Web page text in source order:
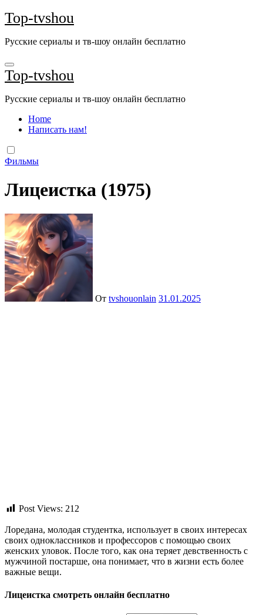
Перейти
к
Top-tvshou
Русские сериалы и тв-шоу онлайн бесплатно
Top-tvshou
Русские сериалы и тв-шоу онлайн бесплатно
Home
Написать нам!
Фильмы
Лицеистка (1975)
От tvshouonlain 31.01.2025
Post Views: 212
Лоредана, молодая студентка, использует в своих интересах
своих одноклассников и профессоров с помощью своих
женских уловок. После того, как она теряет девственность с
мужчиной постарше, она понимает, что в жизни есть более
важные вещи.
Лицеистка смотреть онлайн бесплатно